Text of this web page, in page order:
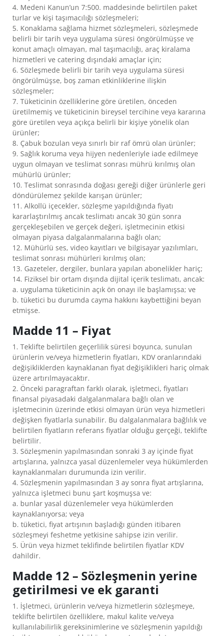
4. Medeni Kanun’un 7:500. maddesinde belirtilen paket
turlar ve kişi taşımacılığı sözleşmeleri;
5. Konaklama sağlama hizmet sözleşmeleri, sözleşmede
belirli bir tarih veya uygulama süresi öngörülmüşse ve
konut amaçlı olmayan, mal taşımacılığı, araç kiralama
hizmetleri ve catering dışındaki amaçlar için;
6. Sözleşmede belirli bir tarih veya uygulama süresi
öngörülmüşse, boş zaman etkinliklerine ilişkin
sözleşmeler;
7. Tüketicinin özelliklerine göre üretilen, önceden
üretilmemiş ve tüketicinin bireysel tercihine veya kararına
göre üretilen veya açıkça belirli bir kişiye yönelik olan
ürünler;
8. Çabuk bozulan veya sınırlı bir raf ömrü olan ürünler;
9. Sağlık koruma veya hijyen nedenleriyle iade edilmeye
uygun olmayan ve teslimat sonrası mührü kırılmış olan
mühürlü ürünler;
10. Teslimat sonrasında doğası gereği diğer ürünlerle geri
döndürülemez şekilde karışan ürünler;
11. Alkollü içecekler, sözleşme yapıldığında fiyatı
kararlaştırılmış ancak teslimatı ancak 30 gün sonra
gerçekleşebilen ve gerçek değeri, işletmecinin etkisi
olmayan piyasa dalgalanmalarına bağlı olan;
12. Mühürlü ses, video kayıtları ve bilgisayar yazılımları,
teslimat sonrası mühürleri kırılmış olan;
13. Gazeteler, dergiler, bunlara yapılan abonelikler hariç;
14. Fiziksel bir ortam dışında dijital içerik teslimatı, ancak:
a. uygulama tüketicinin açık ön onayı ile başlamışsa; ve
b. tüketici bu durumda cayma hakkını kaybettiğini beyan
etmişse.
Madde 11 – Fiyat
1. Teklifte belirtilen geçerlilik süresi boyunca, sunulan
ürünlerin ve/veya hizmetlerin fiyatları, KDV oranlarındaki
değişikliklerden kaynaklanan fiyat değişiklikleri hariç olmak
üzere artırılmayacaktır.
2. Önceki paragraftan farklı olarak, işletmeci, fiyatları
finansal piyasadaki dalgalanmalara bağlı olan ve
işletmecinin üzerinde etkisi olmayan ürün veya hizmetleri
değişken fiyatlarla sunabilir. Bu dalgalanmalara bağlılık ve
belirtilen fiyatların referans fiyatlar olduğu gerçeği, teklifte
belirtilir.
3. Sözleşmenin yapılmasından sonraki 3 ay içinde fiyat
artışlarına, yalnızca yasal düzenlemeler veya hükümlerden
kaynaklanmaları durumunda izin verilir.
4. Sözleşmenin yapılmasından 3 ay sonra fiyat artışlarına,
yalnızca işletmeci bunu şart koşmuşsa ve:
a. bunlar yasal düzenlemeler veya hükümlerden
kaynaklanıyorsa; veya
b. tüketici, fiyat artışının başladığı günden itibaren
sözleşmeyi feshetme yetkisine sahipse izin verilir.
5. Ürün veya hizmet teklifinde belirtilen fiyatlar KDV
dahildir.
Madde 12 – Sözleşmenin yerine
getirilmesi ve ek garanti
1. İşletmeci, ürünlerin ve/veya hizmetlerin sözleşmeye,
teklifte belirtilen özelliklere, makul kalite ve/veya
kullanılabilirlik gereksinimlerine ve sözleşmenin yapıldığı